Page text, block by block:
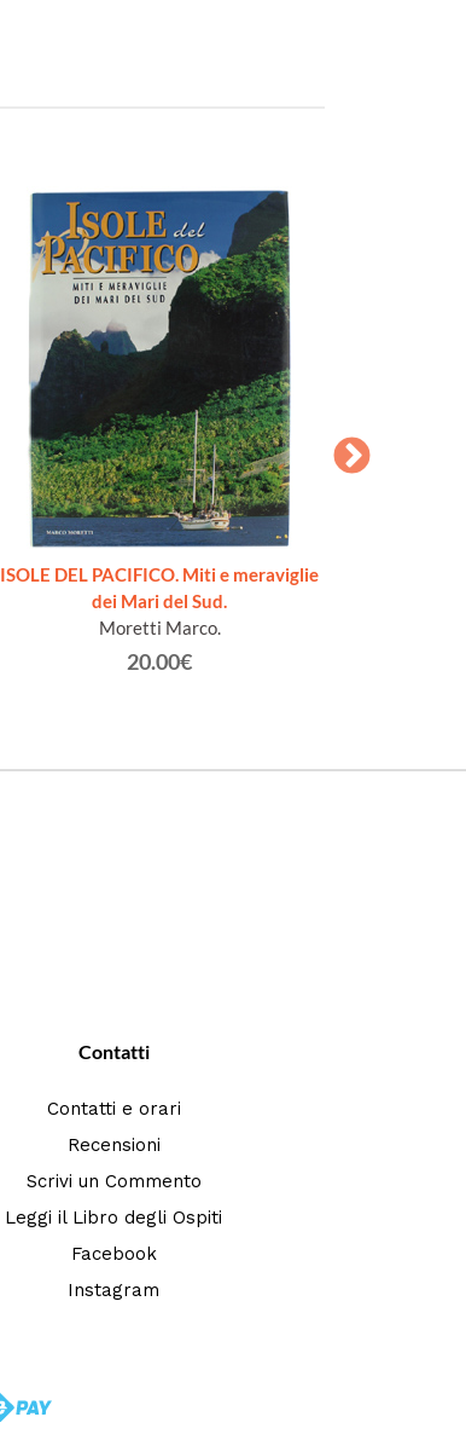
ISOLE DEL PACIFICO. Miti e meraviglie
dei Mari del Sud.
Moretti Marco.
20.00€
Contatti
Contatti e orari
Recensioni
Scrivi un Commento
Leggi il Libro degli Ospiti
Facebook
Instagram